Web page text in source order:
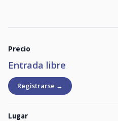
Precio
Entrada libre
Registrarse →
Lugar